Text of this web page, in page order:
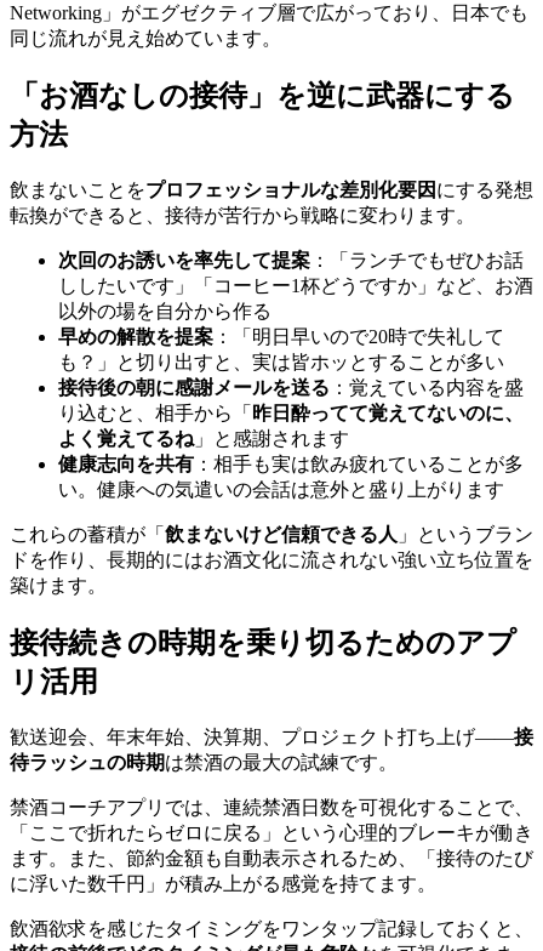
Networking」がエグゼクティブ層で広がっており、日本でも
同じ流れが見え始めています。
「お酒なしの接待」を逆に武器にする
方法
飲まないことをプロフェッショナルな差別化要因 にする発想
転換ができると、接待が苦行から戦略に変わります。
次回のお誘いを率先して提案 ：「ランチでもぜひお話
ししたいです」「コーヒー1杯どうですか」など、お酒
以外の場を自分から作る
早めの解散を提案 ：「明日早いので20時で失礼して
も？」と切り出すと、実は皆ホッとすることが多い
接待後の朝に感謝メールを送る ：覚えている内容を盛
り込むと、相手から「 昨日酔ってて覚えてないのに、
よく覚えてるね 」と感謝されます
健康志向を共有 ：相手も実は飲み疲れていることが多
い。健康への気遣いの会話は意外と盛り上がります
これらの蓄積が「 飲まないけど信頼できる人 」というブラン
ドを作り、長期的にはお酒文化に流されない強い立ち位置を
築けます。
接待続きの時期を乗り切るためのアプ
リ活用
歓送迎会、年末年始、決算期、プロジェクト打ち上げ——接
待ラッシュの時期は禁酒の最大の試練です。
禁酒コーチアプリでは、連続禁酒日数を可視化することで、
「ここで折れたらゼロに戻る」という心理的ブレーキが働き
ます。また、節約金額も自動表示されるため、「接待のたび
に浮いた数千円」が積み上がる感覚を持てます。
飲酒欲求を感じたタイミングをワンタップ記録しておくと、